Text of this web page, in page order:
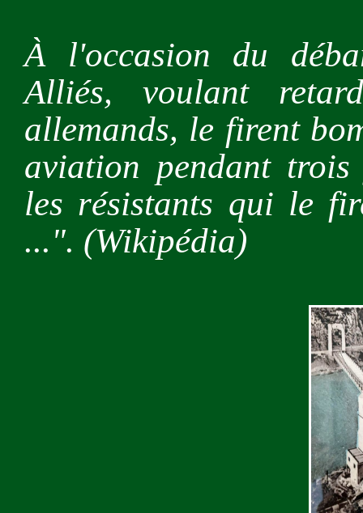
À l'occasion du
Alliés, voulant
allemands, le firent
aviation pendant
les résistants qui le
...". (Wikipédia)